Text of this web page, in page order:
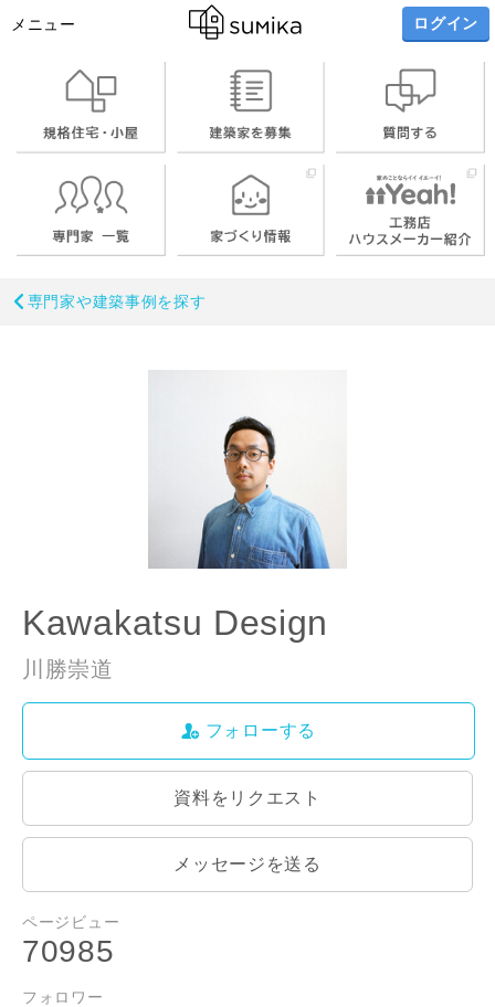
メニュー ログイン
専門家や建築事例を探す
Kawakatsu Design
川勝崇道
フォローする
資料をリクエスト
メッセージを送る
ページビュー
70985
フォロワー
メールアドレス
ご住所